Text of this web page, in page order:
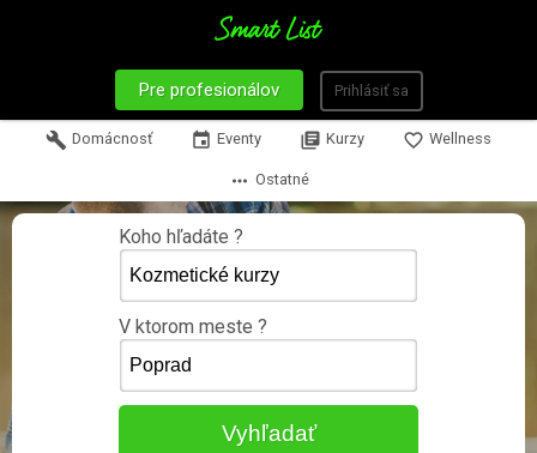
Pre profesionálov Prihlásiť sa
build Domácnosť event Eventy library_books Kurzy favorite_border Wellness
more_horiz Ostatné
Koho hľadáte ?
V ktorom meste ?